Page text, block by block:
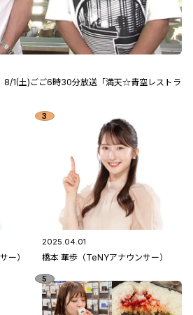
8/1(土)ごご6時30分放送「満天☆青空レストラ
ー）
2025.04.01
橋本 華歩（TeNYアナウンサー）